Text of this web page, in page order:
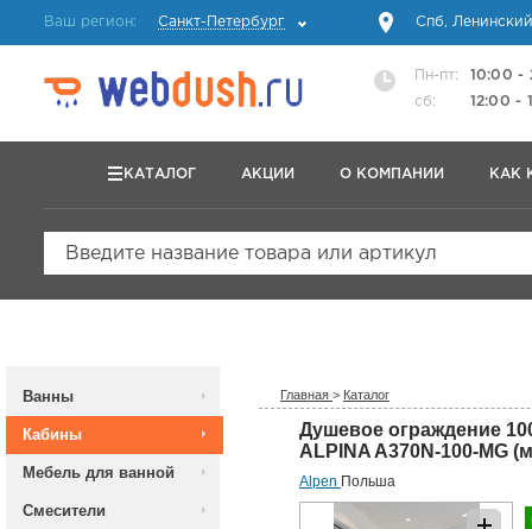
Ваш регион: Санкт-Петербург Спб,
Пн-пт:
10:00 -
сб:
12:00 -
КАТАЛОГ АКЦИИ О КОМПАНИИ КАК
Введите название товара или артикул
Ванны
Кабины
Мебель для ванной
Смесители
Главная > Каталог
Душевое ограждение
ALPINA A370N-100-MG
Alpen Польша